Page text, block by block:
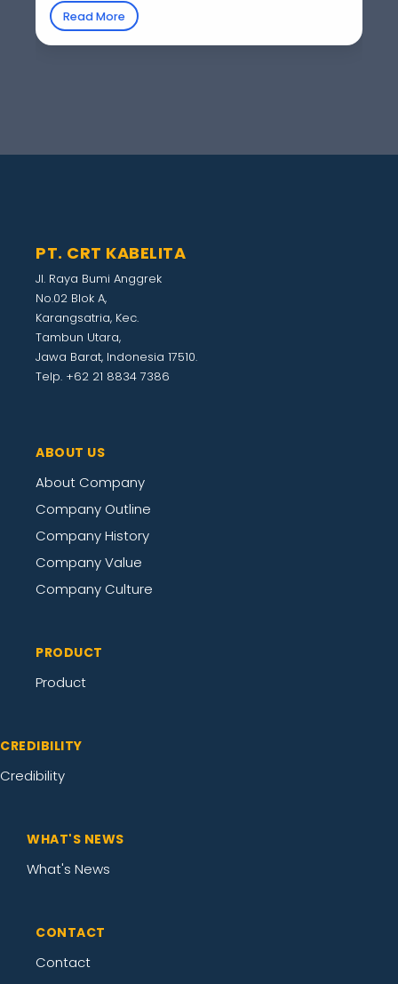
Read More
PT. CRT KABELITA
Jl. Raya Bumi Anggrek
No.02 Blok A,
Karangsatria, Kec.
Tambun Utara,
Jawa Barat, Indonesia 17510.
Telp. +62 21 8834 7386
ABOUT US
About Company
Company Outline
Company History
Company Value
Company Culture
PRODUCT
Product
CREDIBILITY
Credibility
WHAT'S NEWS
What's News
CONTACT
Contact